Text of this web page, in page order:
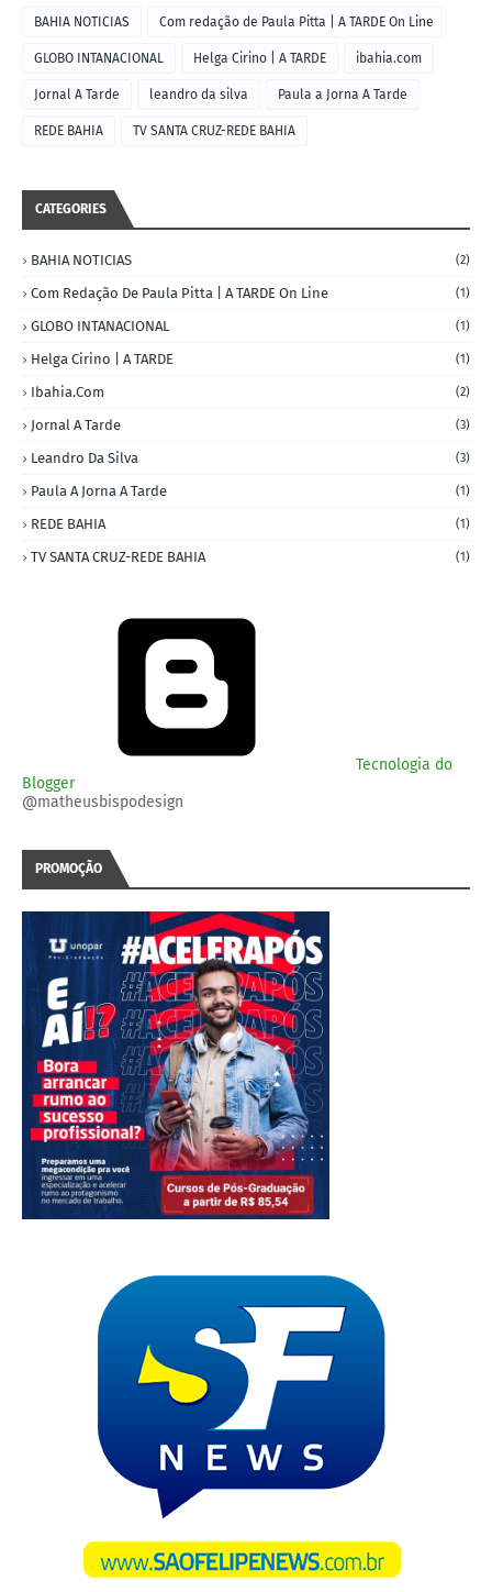
BAHIA NOTICIAS Com redação de Paula Pitta | A TARDE On Line
GLOBO INTANACIONAL Helga Cirino | A TARDE ibahia.com
Jornal A Tarde leandro da silva Paula a Jorna A Tarde
REDE BAHIA TV SANTA CRUZ-REDE BAHIA
CATEGORIES
BAHIA NOTICIAS (2)
Com Redação De Paula Pitta | A TARDE On Line (1)
GLOBO INTANACIONAL (1)
Helga Cirino | A TARDE (1)
Ibahia.com (2)
Jornal A Tarde (3)
Leandro Da Silva (3)
Paula A Jorna A Tarde (1)
REDE BAHIA (1)
TV SANTA CRUZ-REDE BAHIA (1)
Tecnologia do
Blogger
@matheusbispodesign
PROMOÇÃO